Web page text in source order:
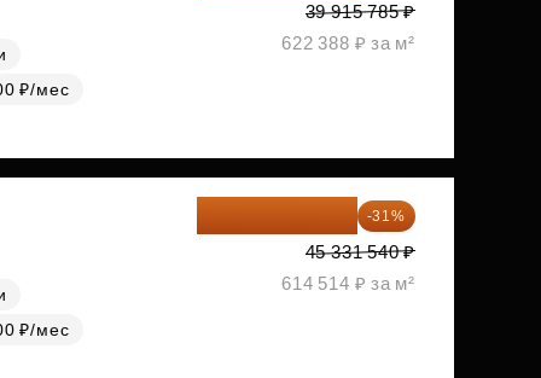
₽/мес
39 915 785 ₽
622 388 ₽ за м²
₽/мес
-31%
45 331 540 ₽
614 514 ₽ за м²